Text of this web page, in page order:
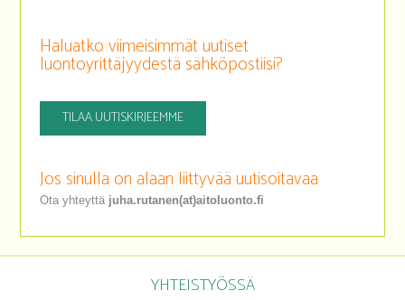
Haluatko viimeisimmät uutiset
luontoyrittäjyydestä sähköpostiisi?
TILAA UUTISKIRJEEMME
Jos sinulla on alaan liittyvää uutisoitavaa
Ota yhteyttä juha.rutanen(at)aitoluonto.fi
YHTEISTYÖSSÄ